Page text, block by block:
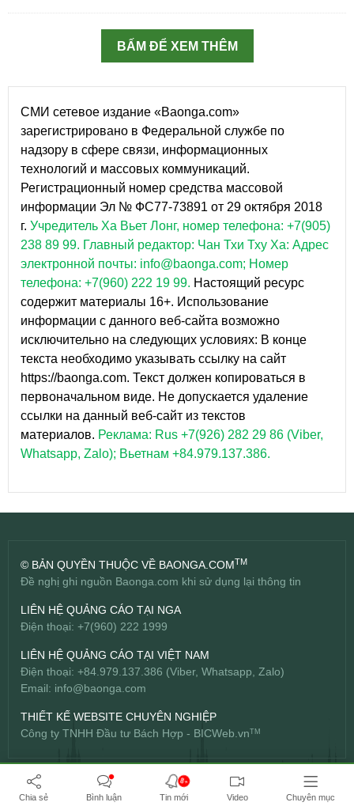
BẤM ĐỂ XEM THÊM
СМИ сетевое издание «Baonga.com»
зарегистрировано в Федеральной службе по
надзору в сфере связи, информационных
технологий и массовых коммуникаций.
Регистрационный номер средства массовой
информации Эл № ФС77-73891 от 29 октября 2018
г. Учредитель Ха Вьет Лонг, номер телефона: +7(905)
238 89 99. Главный редактор: Чан Тхи Тху Ха: Адрес
электронной почты: info@baonga.com; Номер
телефона: +7(960) 222 19 99. Настоящий ресурс
содержит материалы 16+. Использование
информации с данного веб-сайта возможно
исключительно на следующих условиях: В конце
текста необходимо указывать ссылку на сайт
https://baonga.com. Текст должен копироваться в
первоначальном виде. Не допускается удаление
ссылки на данный веб-сайт из текстов
материалов. Реклама: Rus +7(926) 282 29 86 (Viber,
Whatsapp, Zalo); Вьетнам +84.979.137.386.
© BẢN QUYỀN THUỘC VỀ BAONGA.COMTM
Đề nghị ghi nguồn Baonga.com khi sử dụng lại thông tin
LIÊN HỆ QUẢNG CÁO TẠI NGA
Điện thoại: +7(960) 222 1999
LIÊN HỆ QUẢNG CÁO TẠI VIỆT NAM
Điện thoại: +84.979.137.386 (Viber, Whatsapp, Zalo)
Email: info@baonga.com
THIẾT KẾ WEBSITE CHUYÊN NGHIỆP
Công ty TNHH Đầu tư Bách Hợp - BICWeb.vnTM
Chia sẻ Bình luận
8+
Tin mới Video Chuyên mục